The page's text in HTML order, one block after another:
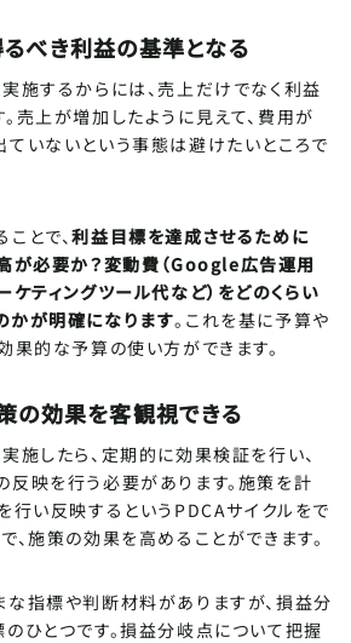
べき利益の基準となる
施するからには、売上だけでなく利益
売上が増加したように見えて、費用が
いないという事態は避けたいところで
とで、利益目標を達成させるために
が必要か？変動費（Google広告運用
ケティングツール代など）をどのくらい
かが明確になります。これを基に予算や
果的な予算の使い方ができます。
の効果を客観視できる
施したら、定期的に効果検証を行い、
映を行う必要があります。施策を計
行い反映するというPDCAサイクルをで
、施策の効果を高めることができます。
指標や判断材料がありますが、損益分
ひとつです。損益分岐点について把握